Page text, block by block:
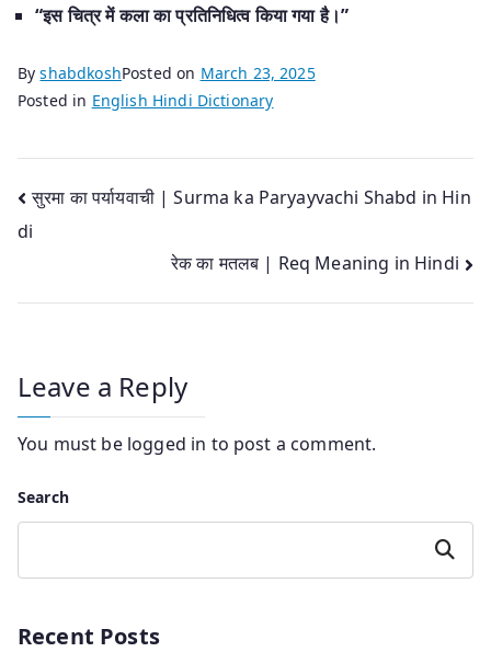
“इस चित्र में कला का प्रतिनिधित्व किया गया है।”
ByshabdkoshPosted on March 23, 2025
Posted in English Hindi Dictionary
Post
navigation
सुरमा का पर्यायवाची | Surma ka Paryayvachi Shabd in Hin
di
रेक का मतलब | Req Meaning in Hindi
Leave a Reply
You must be logged in to post a comment.
Search
Search
Recent Posts